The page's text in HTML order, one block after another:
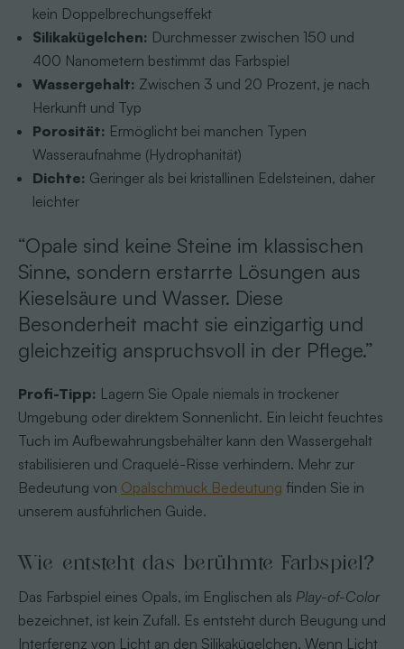
kein Doppelbrechungseffekt
Silikakügelchen: Durchmesser zwischen 150 und
400 Nanometern bestimmt das Farbspiel
Wassergehalt: Zwischen 3 und 20 Prozent, je nach
Herkunft und Typ
Porosität: Ermöglicht bei manchen Typen
Wasseraufnahme (Hydrophanität)
Dichte: Geringer als bei kristallinen Edelsteinen, daher
leichter
“Opale sind keine Steine im klassischen
Sinne, sondern erstarrte Lösungen aus
Kieselsäure und Wasser. Diese
Besonderheit macht sie einzigartig und
gleichzeitig anspruchsvoll in der Pflege.”
Profi-Tipp: Lagern Sie Opale niemals in trockener
Umgebung oder direktem Sonnenlicht. Ein leicht feuchtes
Tuch im Aufbewahrungsbehälter kann den Wassergehalt
stabilisieren und Craquelé-Risse verhindern. Mehr zur
Bedeutung von Opalschmuck Bedeutung finden Sie in
unserem ausführlichen Guide.
Wie entsteht das berühmte Farbspiel?
Das Farbspiel eines Opals, im Englischen als Play-of-Color
bezeichnet, ist kein Zufall. Es entsteht durch Beugung und
Interferenz von Licht an den Silikakügelchen. Wenn Licht